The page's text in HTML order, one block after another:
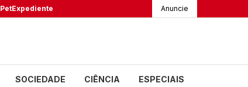
PetExpediente Anuncie
SOCIEDADE CIÊNCIA ESPECIAIS